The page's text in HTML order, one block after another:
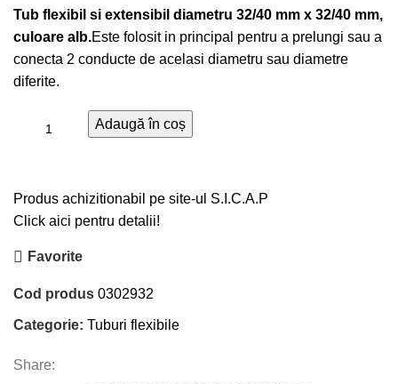
Tub flexibil si extensibil diametru 32/40 mm x 32/40 mm,
culoare alb.Este folosit in principal pentru a prelungi sau a
conecta 2 conducte de acelasi diametru sau diametre
diferite.
Adaugă în coș
Produs achizitionabil pe site-ul S.I.C.A.P
Click aici pentru detalii!
Favorite
Cod produs 0302932
Categorie: Tuburi flexibile
Share: